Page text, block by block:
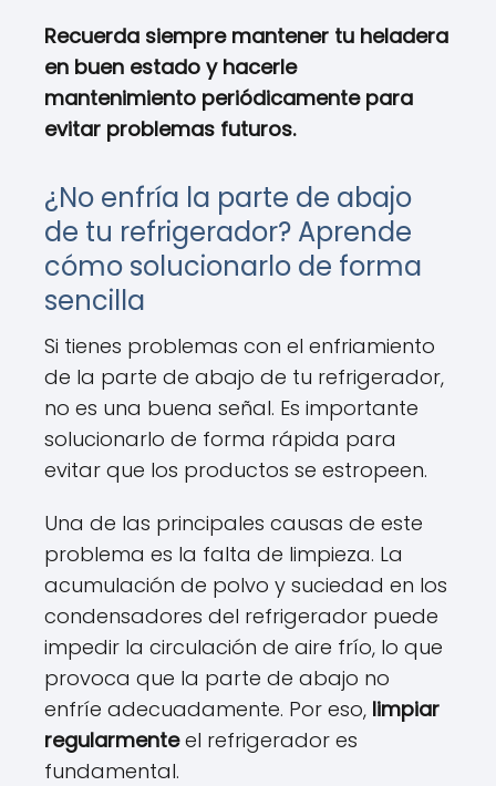
Recuerda siempre mantener tu heladera
en buen estado y hacerle
mantenimiento periódicamente para
evitar problemas futuros.
¿No enfría la parte de abajo
de tu refrigerador? Aprende
cómo solucionarlo de forma
sencilla
Si tienes problemas con el enfriamiento
de la parte de abajo de tu refrigerador,
no es una buena señal. Es importante
solucionarlo de forma rápida para
evitar que los productos se estropeen.
Una de las principales causas de este
problema es la falta de limpieza. La
acumulación de polvo y suciedad en los
condensadores del refrigerador puede
impedir la circulación de aire frío, lo que
provoca que la parte de abajo no
enfríe adecuadamente. Por eso, limpiar
regularmenteel refrigerador es
fundamental.